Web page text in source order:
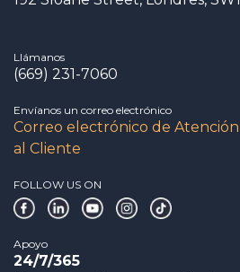
Llámanos
(669) 231-7060
Envíanos un correo electrónico
Correo electrónico de Atención
al Cliente
FOLLOW US ON
Apoyo
24/7/365